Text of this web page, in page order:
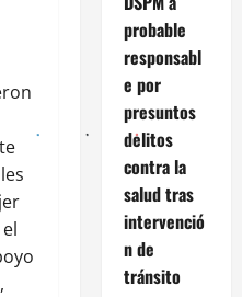
probable
responsabl
e por
presuntos
delitos
contra la
salud tras
intervenció
n de
tránsito